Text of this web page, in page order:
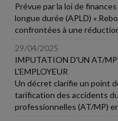
Prévue par la loi de
longue durée (APLD) «
confrontées à une
29/04/2025
IMPUTATION D'UN AT/MP
L'EMPLOYEUR
Un décret clarifie un point
tarification des accidents
professionnelles (AT/MP)